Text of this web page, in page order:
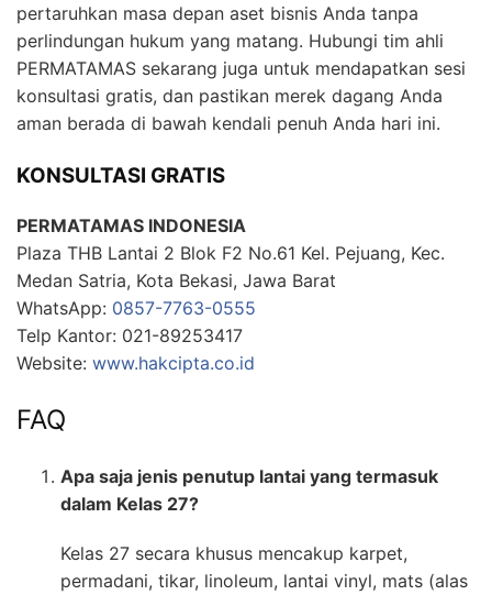
pertaruhkan masa depan aset bisnis Anda tanpa
perlindungan hukum yang matang. Hubungi tim ahli
PERMATAMAS sekarang juga untuk mendapatkan sesi
konsultasi gratis, dan pastikan merek dagang Anda
aman berada di bawah kendali penuh Anda hari ini.
KONSULTASI GRATIS
PERMATAMAS INDONESIA
Plaza THB Lantai 2 Blok F2 No.61 Kel. Pejuang, Kec.
Medan Satria, Kota Bekasi, Jawa Barat
WhatsApp: 0857-7763-0555
Telp Kantor: 021-89253417
Website: www.hakcipta.co.id
FAQ
Apa saja jenis penutup lantai yang termasuk
dalam Kelas 27?
Kelas 27 secara khusus mencakup karpet,
permadani, tikar, linoleum, lantai vinyl, mats (alas